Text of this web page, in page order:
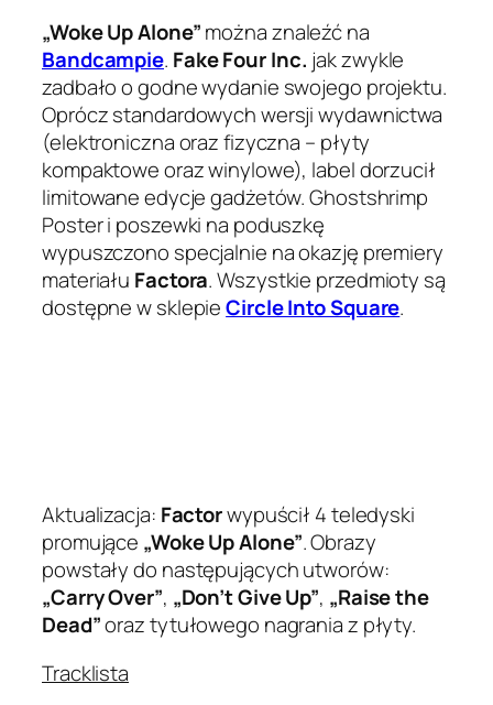
„Woke Up Alone”można znaleźć na
Bandcampie. Fake Four Inc. jak zwykle
zadbało o godne wydanie swojego projektu.
Oprócz standardowych wersji wydawnictwa
(elektroniczna oraz fizyczna – płyty
kompaktowe oraz winylowe), label dorzucił
limitowane edycje gadżetów. Ghostshrimp
Poster i poszewki na poduszkę
wypuszczono specjalnie na okazję premiery
materiału Factora. Wszystkie przedmioty są
dostępne w sklepieCircle Into Square.
Aktualizacja: Factorwypuścił 4 teledyski
promujące „Woke Up Alone”. Obrazy
powstały do następujących utworów:
„Carry Over”, „Don’t Give Up”, „Raise the
Dead”oraz tytułowego nagrania z płyty.
Tracklista